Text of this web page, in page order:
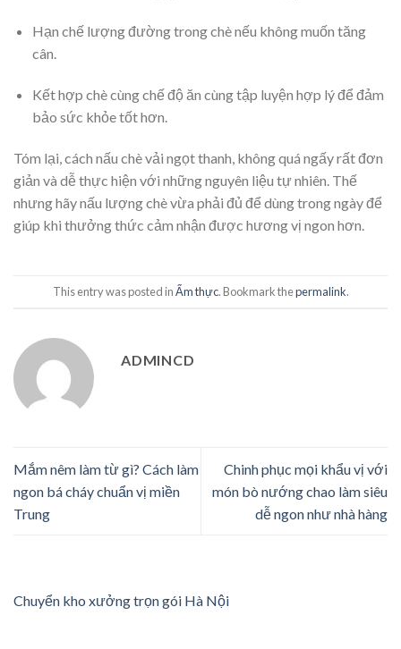
Hạn chế lượng đường trong chè nếu không muốn tăng
cân.
Kết hợp chè cùng chế độ ăn cùng tập luyện hợp lý để đảm
bảo sức khỏe tốt hơn.
Tóm lại, cách nấu chè vải ngọt thanh, không quá ngấy rất đơn
giản và dễ thực hiện với những nguyên liệu tự nhiên. Thế
nhưng hãy nấu lượng chè vừa phải đủ để dùng trong ngày để
giúp khi thưởng thức cảm nhận được hương vị ngon hơn.
This entry was posted inẨm thực. Bookmark thepermalink.
ADMINCD
Mắm nêm làm từ gì? Cách làm
ngon bá cháy chuẩn vị miền
Trung
Chinh phục mọi khẩu vị với
món bò nướng chao làm siêu
dễ ngon như nhà hàng
Chuyển kho xưởng trọn gói Hà Nội